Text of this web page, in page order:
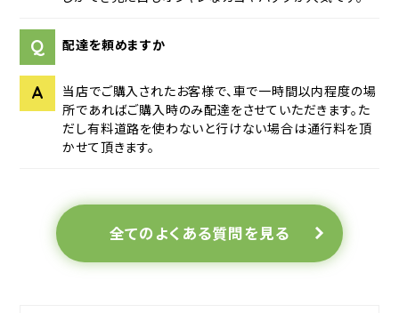
Q 配達を頼めますか
A
当店でご購入されたお客様で、車で一時間以内程度の場
所であればご購入時のみ配達をさせていただきます。た
だし有料道路を使わないと行けない場合は通行料を頂
かせて頂きます。
全てのよくある質問を見る